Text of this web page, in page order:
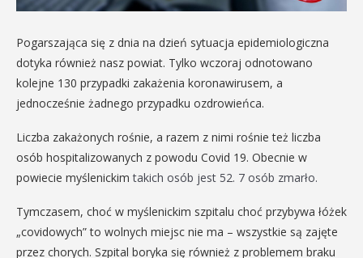
Pogarszająca się z dnia na dzień sytuacja epidemiologiczna
dotyka również nasz powiat. Tylko wczoraj odnotowano
kolejne 130 przypadki zakażenia koronawirusem, a
jednocześnie żadnego przypadku ozdrowieńca.
Liczba zakażonych rośnie, a razem z nimi rośnie też liczba
osób hospitalizowanych z powodu Covid 19. Obecnie w
powiecie myślenickimtakich osób jest 52. 7 osób zmarło.
Tymczasem, choć w myślenickim szpitalu choć przybywa łóżek
„covidowych” to wolnych miejsc nie ma – wszystkie są zajęte
przez chorych. Szpital boryka się również z problemem braku